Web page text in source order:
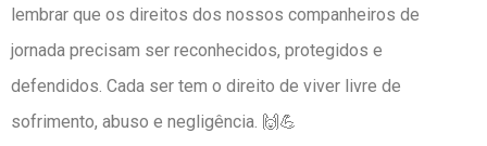
lembrar que os direitos dos nossos companheiros de
jornada precisam ser reconhecidos, protegidos e
defendidos. Cada ser tem o direito de viver livre de
sofrimento, abuso e negligência. 🙌💪